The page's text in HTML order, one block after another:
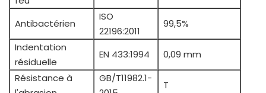
Antibactérien
ISO
22196:2011
99,5%
Indentation
résiduelle
EN 433:1994
0,09 mm
Résistance à
GB/T11982.1-
T